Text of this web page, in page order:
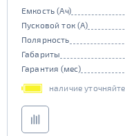
Емкость (Ач)
Пусковой ток (А)
Полярность
Габариты
Гарантия (мес)
наличие